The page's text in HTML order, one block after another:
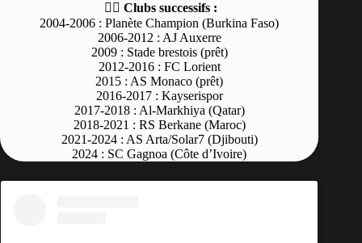
👉🏿Clubs successifs :
2004-2006 : Planète Champion (Burkina Faso)
2006-2012 : AJ Auxerre
2009 : Stade brestois (prêt)
2012-2016 : FC Lorient
2015 : AS Monaco (prêt)
2016-2017 : Kayserispor
2017-2018 : Al-Markhiya (Qatar)
2018-2021 : RS Berkane (Maroc)
2021-2024 : AS Arta/Solar7 (Djibouti)
2024 : SC Gagnoa (Côte d’Ivoire)